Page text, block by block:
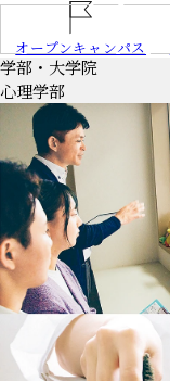
オープンキャンパス
HOME
学部・大学院
心理学部